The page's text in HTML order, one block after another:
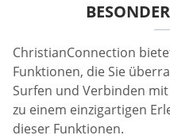
ChristianConnection
Funktionen, die Sie
Surfen und Verbinden
zu einem einzigartigen
dieser Funktionen.